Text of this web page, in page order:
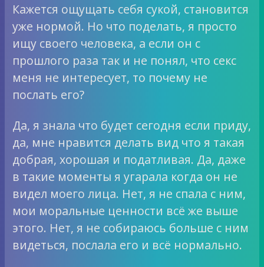
Кажется ощущать себя сукой, становится
уже нормой. Но что поделать, я просто
ищу своего человека, а если он с
прошлого раза так и не понял, что секс
меня не интересует, то почему не
послать его?
Да, я знала что будет сегодня если приду,
да, мне нравится делать вид что я такая
добрая, хорошая и податливая. Да, даже
в такие моменты я угарала когда он не
видел моего лица. Нет, я не спала с ним,
мои моральные ценности всё же выше
этого. Нет, я не собираюсь больше с ним
видеться, послала его и всё нормально.